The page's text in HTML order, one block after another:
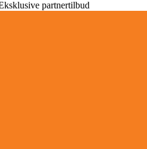
partnertilbud